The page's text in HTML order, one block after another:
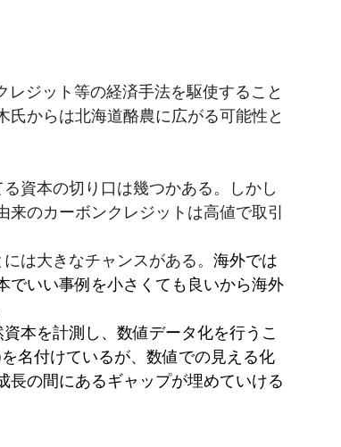
ジット等の経済手法を駆使すること
からは北海道酪農に広がる可能性と
資本の切り口は幾つかある。しかし
のカーボンクレジットは高値で取引
は大きなチャンスがある。 海外では
でいい事例を小さくても良いから海外
本を計測し、数値データ化を行うこ
名付けているが、数値での見える化
長の間にあるギャップが埋めていける